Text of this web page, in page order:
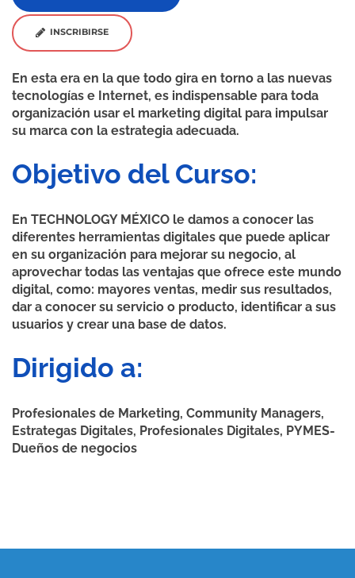
INSCRIBIRSE
En esta era en la que todo gira en torno a las nuevas
tecnologías e Internet, es indispensable para toda
organización usar el marketing digital para impulsar
su marca con la estrategia adecuada.
Objetivo del Curso:
En TECHNOLOGY MÉXICO le damos a conocer las
diferentes herramientas digitales que puede aplicar
en su organización para mejorar su negocio, al
aprovechar todas las ventajas que ofrece este mundo
digital, como: mayores ventas, medir sus resultados,
dar a conocer su servicio o producto, identificar a sus
usuarios y crear una base de datos.
Dirigido a:
Profesionales de Marketing, Community Managers,
Estrategas Digitales, Profesionales Digitales, PYMES-
Dueños de negocios